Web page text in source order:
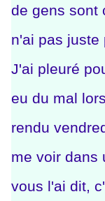
de gens sont
n'ai pas juste
J'ai pleuré
eu du mal
rendu
me voir dans
vous l'ai dit,